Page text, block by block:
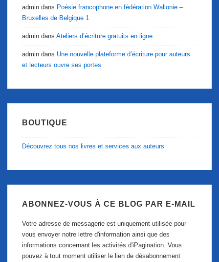
admin dans Poésie francophone en fédération Wallonie –
Bruxelles de Belgique 1
admin dans Ateliers d’écriture gratuits en ligne
admin dans Une nouvelle plateforme d’écriture pour auteurs
et lecteurs ouvre ses portes
BOUTIQUE
Découvrez tous nos livres et services aux auteurs
ABONNEZ-VOUS À CE BLOG PAR E-MAIL
Votre adresse de messagerie est uniquement utilisée pour
vous envoyer notre lettre d'information ainsi que des
informations concernant les activités d'iPagination. Vous
pouvez à tout moment utiliser le lien de désabonnement